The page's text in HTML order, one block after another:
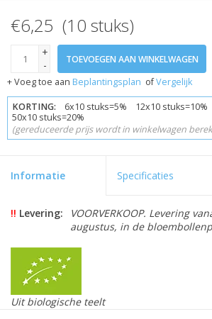
€6,25 (10 stuks)
+
-
TOEVOEGEN AAN WINKELWAGEN
+ Voeg toe aan Beplantingsplan ofVergelijk
KORTING: 6x10 stuks=5% 12x10
50x10 stuks=20%
(gereduceerde prijs wordt in winkelwagen
Informatie Specificaties
!! Levering:
VOORVERKOOP. Levering
augustus, in de
Uit biologische teelt